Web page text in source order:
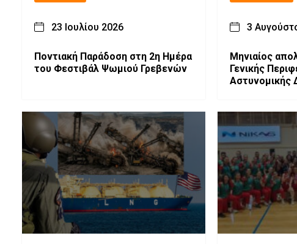
23 Ιουλίου 2026
Ποντιακή Παράδοση στη 2η Ημέρα
του Φεστιβάλ Ψωμιού Γρεβενών
3
Μηνιαίος
Γενικής
Αστυνομικής